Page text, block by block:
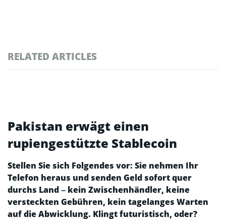
RELATED ARTICLES
Pakistan erwägt einen
rupiengestützte Stablecoin
Stellen Sie sich Folgendes vor: Sie nehmen Ihr
Telefon heraus und senden Geld sofort quer
durchs Land – kein Zwischenhändler, keine
versteckten Gebühren, kein tagelanges Warten
auf die Abwicklung. Klingt futuristisch, oder?